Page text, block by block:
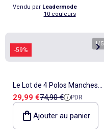
Vendu par Leadermode
10 couleurs
-59%
1/5
Le Lot de 4 Polos Manches
Courtes - ATLAS FOR MEN
Prix de vente
29,99 €Prix de référence
74,90 € PDR
Ajouter au panier